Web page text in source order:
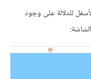
للدلالة على وجود